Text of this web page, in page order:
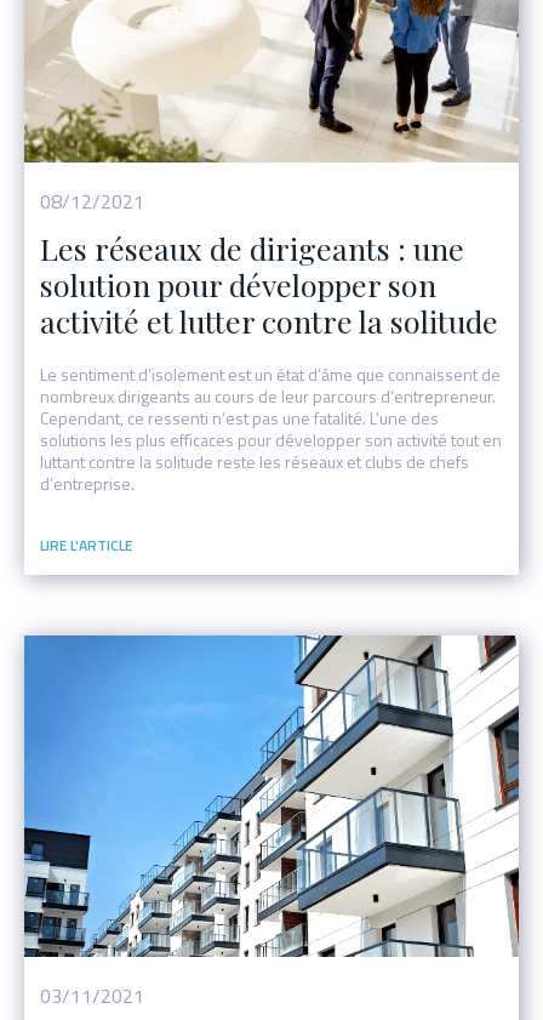
08/12/2021
Les réseaux de dirigeants : une
solution pour développer son
activité et lutter contre la solitude
Le sentiment d’isolement est un état d’âme que connaissent de
nombreux dirigeants au cours de leur parcours d’entrepreneur.
Cependant, ce ressenti n’est pas une fatalité. L’une des
solutions les plus efficaces pour développer son activité tout en
luttant contre la solitude reste les réseaux et clubs de chefs
d’entreprise.
03/11/2021